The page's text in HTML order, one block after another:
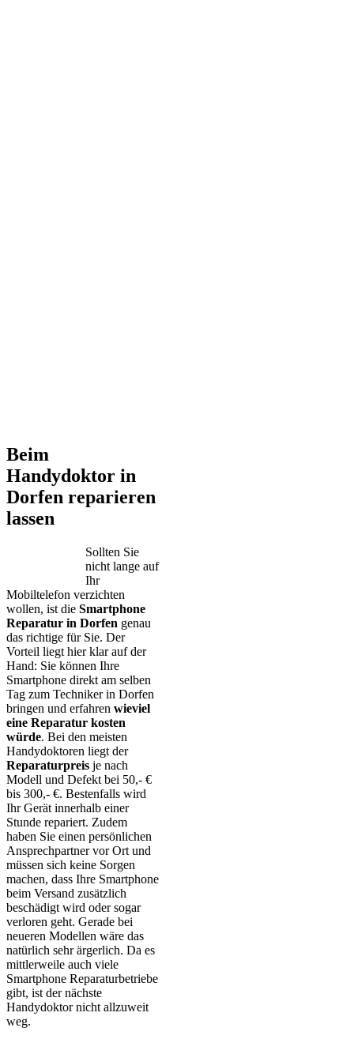
Beim
Handydoktor in
Dorfen reparieren
lassen
Sollten Sie
nicht lange auf
Ihr
Mobiltelefon verzichten
wollen, ist die Smartphone
Reparatur in Dorfen genau
das richtige für Sie. Der
Vorteil liegt hier klar auf der
Hand: Sie können Ihre
Smartphone direkt am selben
Tag zum Techniker in Dorfen
bringen und erfahren wieviel
eine Reparatur kosten
würde. Bei den meisten
Handydoktoren liegt der
Reparaturpreis je nach
Modell und Defekt bei 50,- €
bis 300,- €. Bestenfalls wird
Ihr Gerät innerhalb einer
Stunde repariert. Zudem
haben Sie einen persönlichen
Ansprechpartner vor Ort und
müssen sich keine Sorgen
machen, dass Ihre Smartphone
beim Versand zusätzlich
beschädigt wird oder sogar
verloren geht. Gerade bei
neueren Modellen wäre das
natürlich sehr ärgerlich. Da es
mittlerweile auch viele
Smartphone Reparaturbetriebe
gibt, ist der nächste
Handydoktor nicht allzuweit
weg.